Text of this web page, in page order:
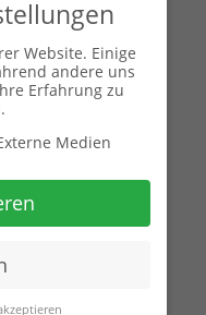
Website. Einige
andere uns
Erfahrung zu
Medien